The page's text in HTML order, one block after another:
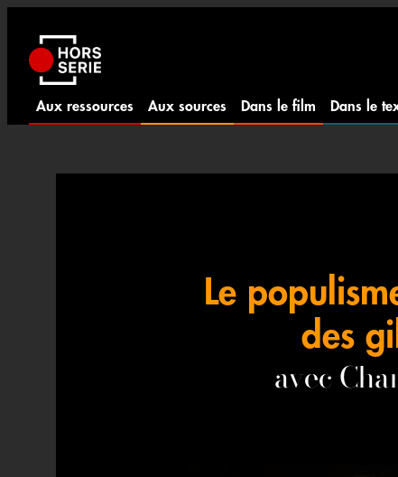
contenu
Aux ressources Aux sources Dans le film Dans le
Le
des
avec